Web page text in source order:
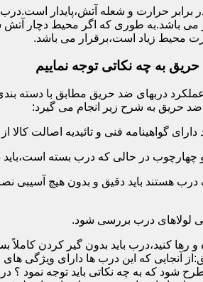
حرارت و شعله آتش،پایدار است.درب
می باشد.به طوری که اگر محیط دچار
محیط زیاد است،برقرار می باشد.
به چه نکاتی توجه نماییم
حریق به شرح زیر انجام می گیرد:
درب هستند باید دقیق و بدون هیچ
که این درب ها دارای ویژگی
شود که به چه نکاتی باید توجه نمود ؟